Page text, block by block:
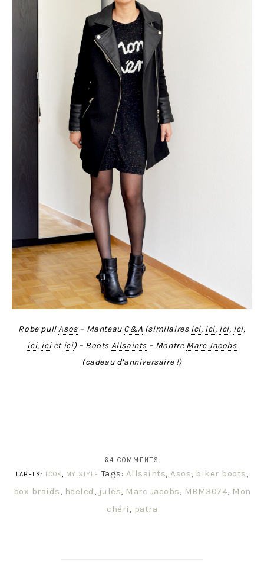
Robe pullAsos– Manteau C&A (similaires ici, ici, ici, ici,
ici, iciet ici) – Boots Allsaints– Montre Marc Jacobs
(cadeau d’anniversaire !)
64 COMMENTS
LABELS:
LOOK, MY STYLE Tags: Allsaints,Asos, biker boots,
box braids, heeled , jules, Marc Jacobs, MBM3074, Mon
chéri , patra